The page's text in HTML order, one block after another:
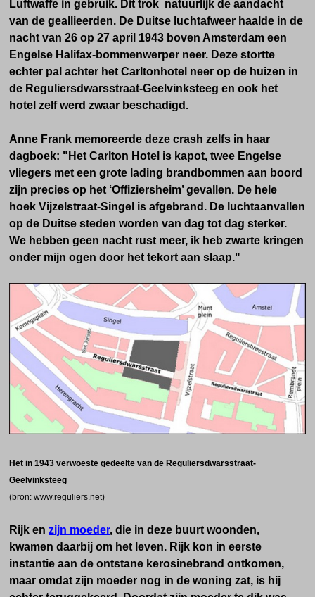
Luftwaffe in gebruik. Dit trok natuurlijk de aandacht
van de geallieerden. De Duitse luchtafweer haalde in de
nacht van 26 op 27 april 1943 boven Amsterdam een
Engelse Halifax-bommenwerper neer. Deze stortte
echter pal achter het Carltonhotel neer op de huizen in
de Reguliersdwarsstraat-Geelvinksteeg en ook het
hotel zelf werd zwaar beschadigd.
Anne Frank memoreerde deze crash zelfs in haar
dagboek: "Het Carlton Hotel is kapot, twee Engelse
vliegers met een grote lading brandbommen aan boord
zijn precies op het ‘Offiziersheim’ gevallen. De hele
hoek Vijzelstraat-Singel is afgebrand. De luchtaanvallen
op de Duitse steden worden van dag tot dag sterker.
We hebben geen nacht rust meer, ik heb zwarte kringen
onder mijn ogen door het tekort aan slaap."
Het in 1943 verwoeste gedeelte van de Reguliersdwarsstraat-
Geelvinksteeg
(bron: www.reguliers.net)
Rijk en zijn moeder, die in deze buurt woonden,
kwamen daarbij om het leven. Rijk kon in eerste
instantie aan de ontstane kerosinebrand ontkomen,
maar omdat zijn moeder nog in de woning zat, is hij